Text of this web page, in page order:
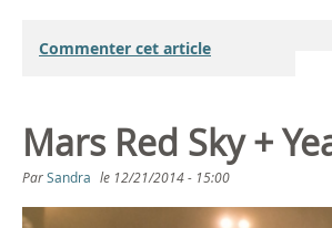
Commenter cet article
Mars Red Sky +
ParSandra le 12/21/2014 - 15:00